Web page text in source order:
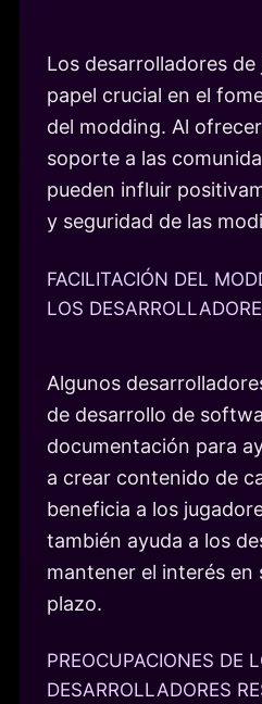
Los desarrolladores de
papel crucial en el
del modding. Al
soporte a las
pueden influir
y seguridad de las
FACILITACIÓN DEL
LOS
Algunos
de desarrollo de
documentación para
a crear contenido de
beneficia a los
también ayuda a los
mantener el interés en
plazo.
PREOCUPACIONES DE
DESARROLLADORES